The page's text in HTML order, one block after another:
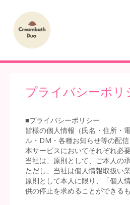
プライバシーポリ
■プライバシーポリシー
皆様の個人情報（氏名・住所・
ル・DM・各種お知らせ等の配信
本サービスにおいてそれぞれ必
当社は、原則として、ご本人の
ただし、当社は個人情報取扱い
原則として本人に限り、「個人
供の停止を求めることができる